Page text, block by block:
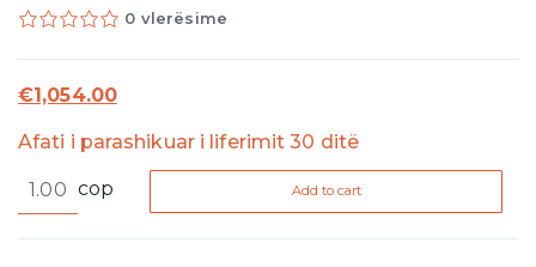
0 vlerësime
€1,054.00
Afati i parashikuar i liferimit 30 ditë
316
cop Add to cart